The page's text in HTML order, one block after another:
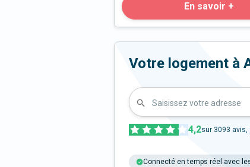
En savoir +
Votre logement à
Saisissez votre adresse
4,2sur 3093 avis,
Connecté en temps réel avec